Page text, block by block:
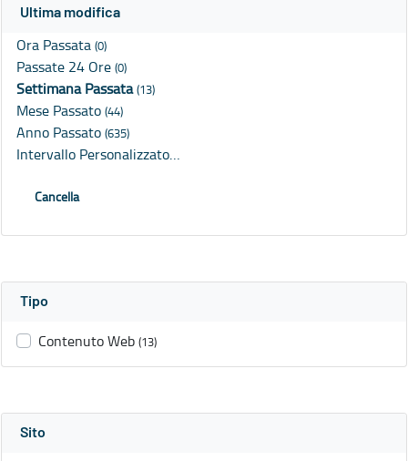
Ultima modifica
Ora Passata (0)
Passate 24 Ore (0)
Settimana Passata(13)
Mese Passato (44)
Anno Passato (635)
Intervallo Personalizzato…
Cancella
Tipo
Contenuto Web (13)
Sito